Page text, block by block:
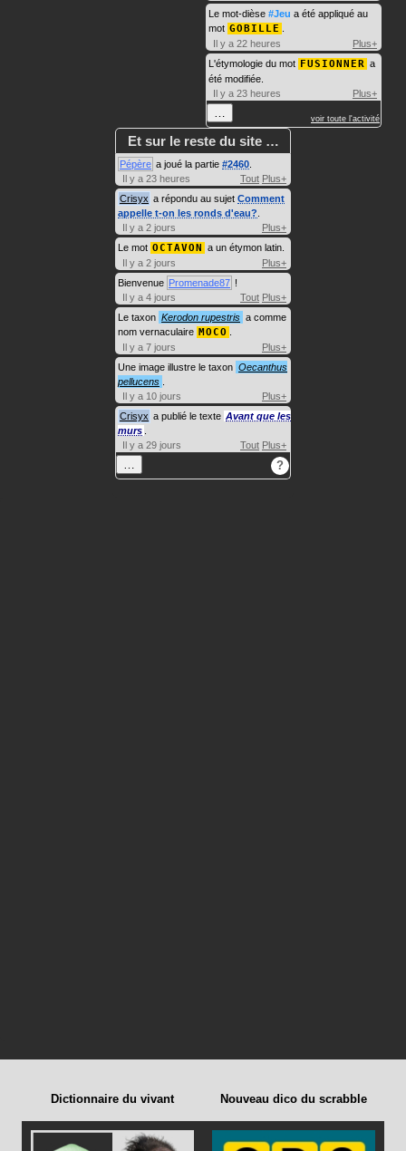
Le mot-dièse #Jeu a été appliqué au
mot GOBILLE
Il y a 22 heures
Plus+
L'étymologie du mot FUSIONNER a
été modifiée.
Il y a 23 heures
Plus+
… voir toute l'activité
Et sur le reste du site …
Pépère a joué la partie #2460
Il y a 23 heures
Tout Plus+
Crisyx a répondu au sujet Comment
appelle t-on les ronds d'eau?
Il y a 2 jours
Plus+
Le mot OCTAVON a un étymon latin.
Il y a 2 jours
Plus+
Bienvenue Promenade87 !
Il y a 4 jours
Tout Plus+
Le taxon Kerodon rupestris a comme
nom vernaculaire MOCO
Il y a 7 jours
Plus+
Une image illustre le taxon Oecanthus
pellucens
Il y a 10 jours
Plus+
Crisyx a publié le texte Avant que les
murs
Il y a 29 jours
Tout Plus+
… ?
Dictionnaire du vivant Nouveau dico du scrabble